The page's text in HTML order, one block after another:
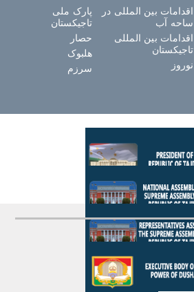
اقدامات بین المللی در
ساحه آب
اقدامات بین المللی
تاجیکستان
نوروز
پارک ملی
تاجیکستان
حصار
هلبوک
سرزم